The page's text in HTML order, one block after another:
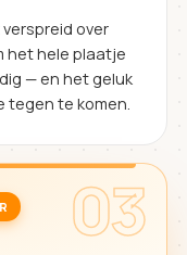
over
het hele plaatje
— en het geluk
te komen.
03